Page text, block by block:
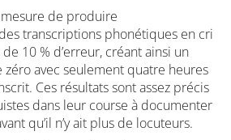
de produire
transcriptions phonétiques en cri
de 10 % d’erreur, créant ainsi un
zéro avec seulement quatre heures
Ces résultats sont assez précis
dans leur course à documenter
qu’il n’y ait plus de locuteurs.